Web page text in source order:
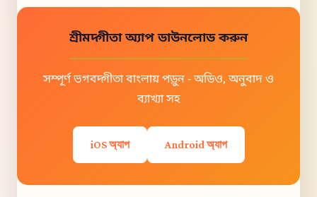
শ্রীমদ্গীতা অ্যাপ ডাউনলোড করুন
সম্পূর্ণ ভগবদ্গীতা বাংলায় পড়ুন - অডিও, অনুবাদ ও
ব্যাখ্যা সহ
iOS অ্যাপ Android অ্যাপ